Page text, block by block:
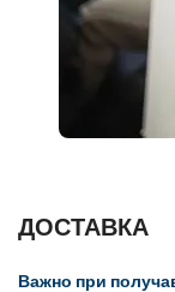
ДОСТАВКА
Важно при